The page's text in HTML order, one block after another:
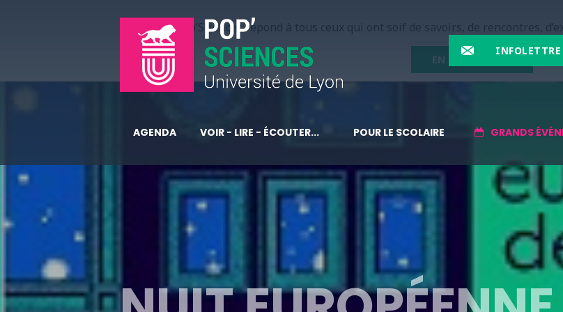
Pop’Sciences répond à tous ceux qui ont soif de savoirs, de rencontres,
EN SAVOIR PLUS
INFOLETTRE
AGENDA VOIR - LIRE - ÉCOUTER... POUR LE SCOLAIRE GRANDS